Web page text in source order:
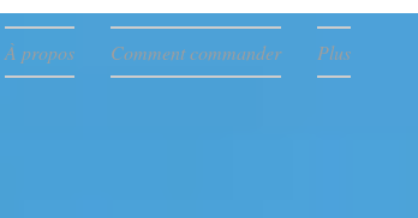
À propos Comment commander Plus